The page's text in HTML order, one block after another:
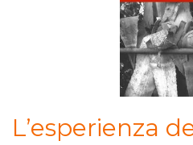
L’esperienza